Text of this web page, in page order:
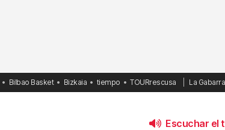
Bilbao Basket Bizkaia tiempo TOURrescusa La Gabarra
Escuchar el